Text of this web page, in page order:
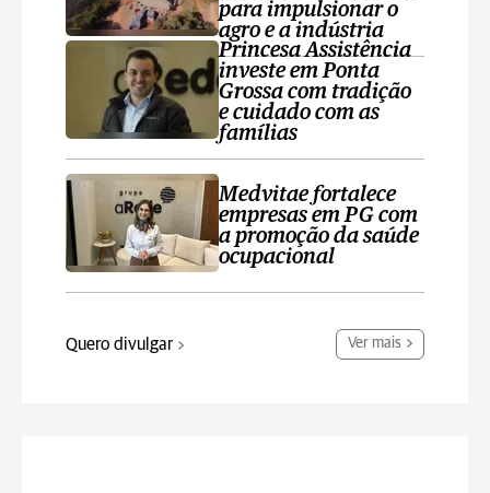
para impulsionar o
agro e a indústria
Princesa Assistência
investe em Ponta
Grossa com tradição
e cuidado com as
famílias
Medvitae fortalece
empresas em PG com
a promoção da saúde
ocupacional
Quero divulgar Ver mais